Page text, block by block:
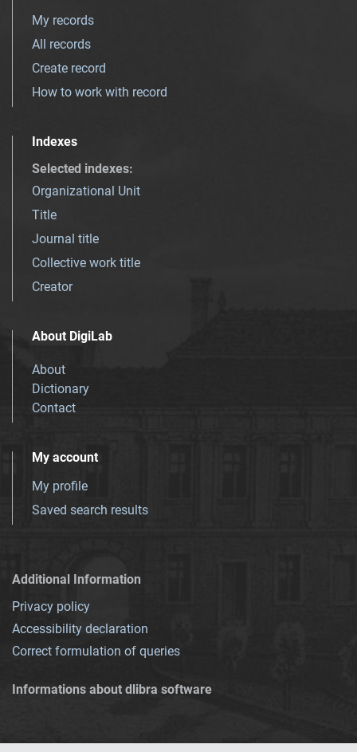
My records
All records
Create record
How to work with record
Indexes
Selected indexes:
Organizational Unit
Title
Journal title
Collective work title
Creator
About DigiLab
About
Dictionary
Contact
My account
My profile
Saved search results
Additional Information
Privacy policy
Accessibility declaration
Correct formulation of queries
Informations about dlibra software